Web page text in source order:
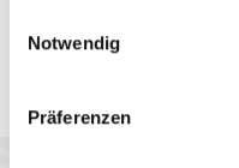
Notwendig
Präferenzen